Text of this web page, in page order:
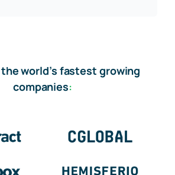
world’s fastest growing
companies: